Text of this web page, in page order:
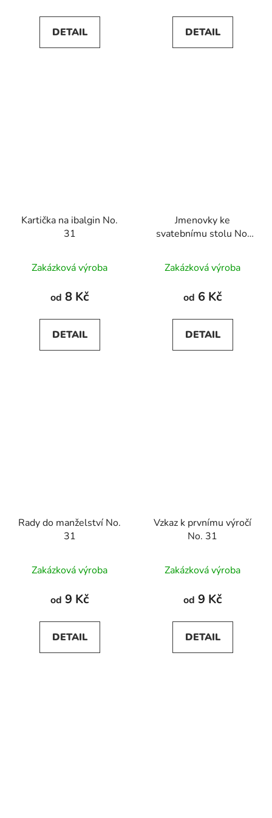
DETAIL DETAIL
Kartička na ibalgin No.
31
Zakázková výroba
od 8 Kč
DETAIL
Jmenovky ke
svatebnímu stolu No.
Zakázková výroba
od 6 Kč
DETAIL
Rady do manželství No.
31
Zakázková výroba
od 9 Kč
DETAIL
Vzkaz k prvnímu výročí
No. 31
Zakázková výroba
od 9 Kč
DETAIL